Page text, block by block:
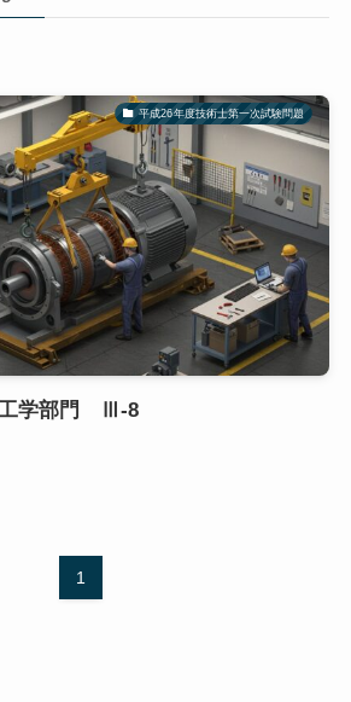
平成26年度技術士第一次試験問題
学部門 Ⅲ-8
1